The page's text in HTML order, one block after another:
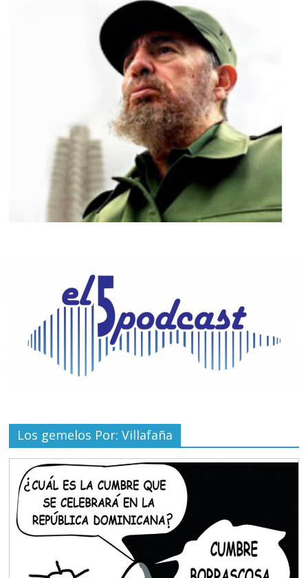
Los gemelos Por: Villafaña